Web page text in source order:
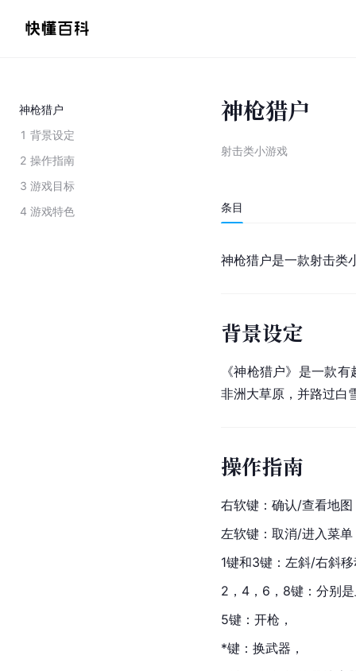
神枪猎户
1 背景设定
2 操作指南
3 游戏目标
4 游戏特色
神枪猎户
射击类小游戏
条目
神枪猎户是一款射击类
背景设定
《神枪猎户》是一款有
非洲大草原 ，并路过白
操作指南
右软键：确认/查看地图
左软键：取消/进入菜单
1键和3键：左斜/右斜
2，4，6，8键：分别
5键：开枪，
*键：换武器，